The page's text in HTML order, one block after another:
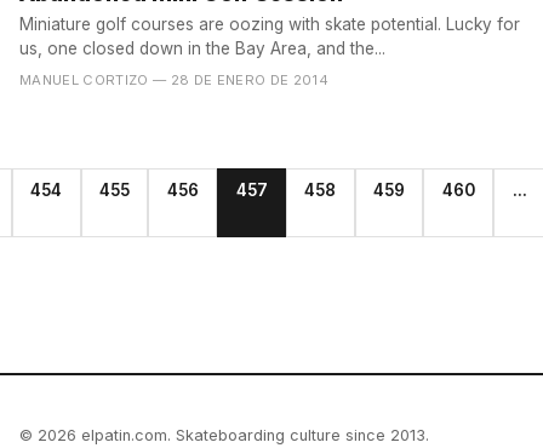
Miniature golf courses are oozing with skate potential. Lucky for
us, one closed down in the Bay Area, and the...
MANUEL CORTIZO — 28 DE ENERO DE 2014
454 455 456 457 458 459 460 ...
© 2026 elpatin.com. Skateboarding culture since 2013.